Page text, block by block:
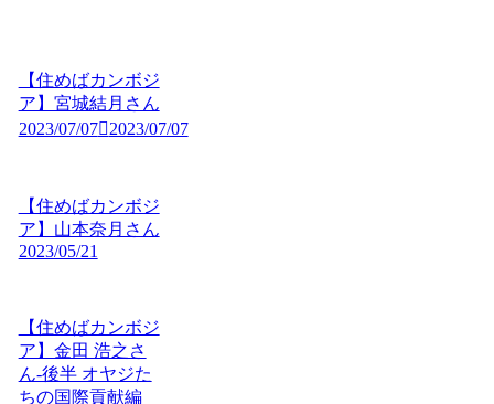
【住めばカンボジ
ア】宮城結月さん
2023/07/07
2023/07/07
【住めばカンボジ
ア】山本奈月さん
2023/05/21
【住めばカンボジ
ア】金田 浩之さ
ん-後半 オヤジた
ちの国際貢献編